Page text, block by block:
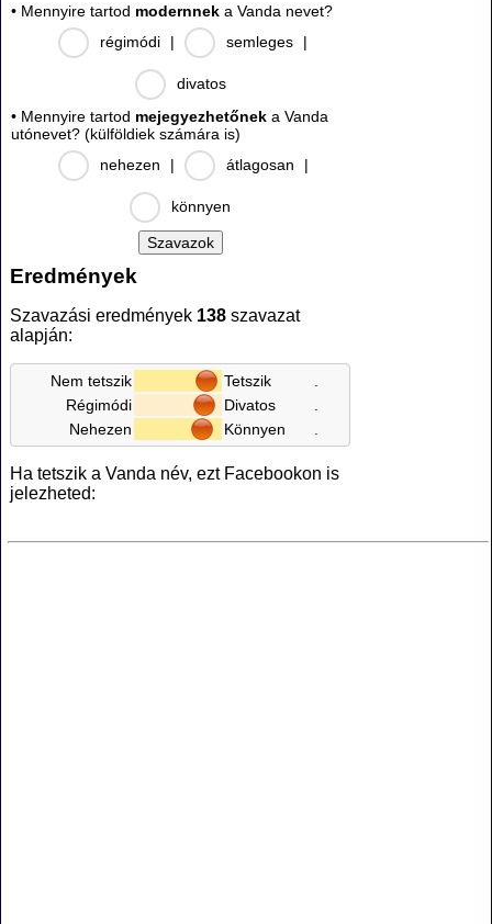
• Mennyire tartod modernnek a Vanda nevet?
régimódi
| semleges |
divatos
• Mennyire tartod mejegyezhetőnek a Vanda
utónevet? (külföldiek számára is)
nehezen
| átlagosan |
könnyen
Eredmények
Szavazási eredmények 138 szavazat
alapján:
Nem tetszik Tetszik
Régimódi
Divatos
Nehezen
Könnyen
Ha tetszik a Vanda név, ezt Facebookon is
jelezheted: